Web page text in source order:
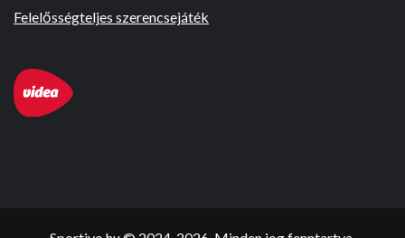
Felelősségteljes szerencsejáték